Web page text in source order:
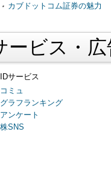
カブドットコム証券の魅力
ービス・
IDサービス
コミュ
グラフランキング
アンケート
株SNS